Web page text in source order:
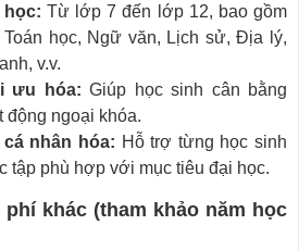
học: Từ lớp 7 đến lớp 12, bao gồm
học, Ngữ văn, Lịch sử, Địa lý,
v.v.
ưu hóa: Giúp học sinh cân bằng
động ngoại khóa.
nhân hóa: Hỗ trợ từng học sinh
tập phù hợp với mục tiêu đại học.
khác (tham khảo năm học